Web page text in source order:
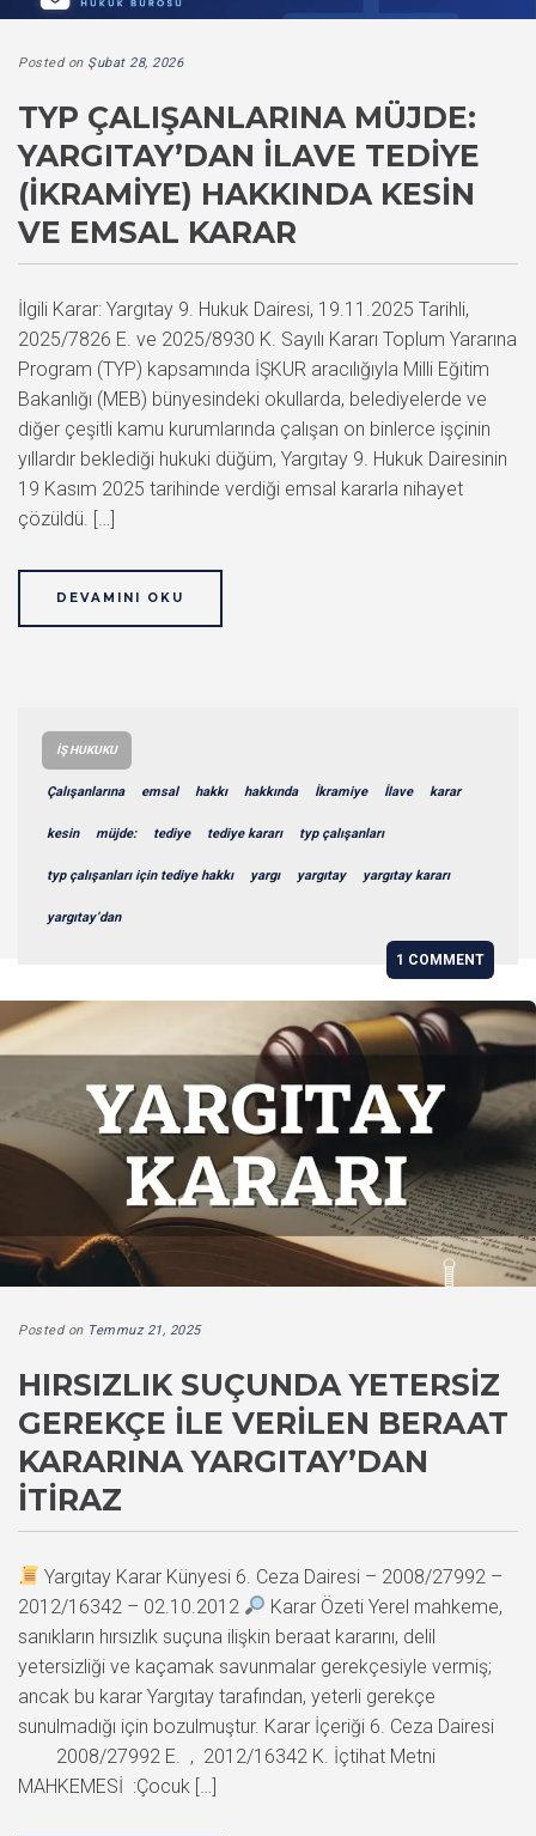
Posted on Şubat 28, 2026
TYP ÇALIŞANLARINA MÜJDE:
YARGITAY’DAN İLAVE TEDIYE
(İKRAMIYE) HAKKINDA KESIN
VE EMSAL KARAR
İlgili Karar: Yargıtay 9. Hukuk Dairesi, 19.11.2025 Tarihli,
2025/7826 E. ve 2025/8930 K. Sayılı Kararı Toplum Yararına
Program (TYP) kapsamında İŞKUR aracılığıyla Milli Eğitim
Bakanlığı (MEB) bünyesindeki okullarda, belediyelerde ve
diğer çeşitli kamu kurumlarında çalışan on binlerce işçinin
yıllardır beklediği hukuki düğüm, Yargıtay 9. Hukuk Dairesinin
19 Kasım 2025 tarihinde verdiği emsal kararla nihayet
çözüldü. […]
DEVAMINI OKU
İŞ HUKUKU
Çalışanlarına emsal hakkı hakkında İkramiye İlave karar
kesin müjde: tediye tediye kararı typ çalışanları
typ çalışanları için tediye hakkı yargı yargıtay yargıtay kararı
yargıtay’dan
1 COMMENT
Posted on Temmuz 21, 2025
HIRSIZLIK SUÇUNDA YETERSIZ
GEREKÇE ILE VERILEN BERAAT
KARARINA YARGITAY’DAN
İTIRAZ
Yargıtay Karar Künyesi 6. Ceza Dairesi – 2008/27992 –
2012/16342 – 02.10.2012
Karar Özeti Yerel mahkeme,
sanıkların hırsızlık suçuna ilişkin beraat kararını, delil
yetersizliği ve kaçamak savunmalar gerekçesiyle vermiş;
ancak bu karar Yargıtay tarafından, yeterli gerekçe
sunulmadığı için bozulmuştur. Karar İçeriği 6. Ceza Dairesi
2008/27992 E. , 2012/16342 K. İçtihat Metni
MAHKEMESİ :Çocuk […]